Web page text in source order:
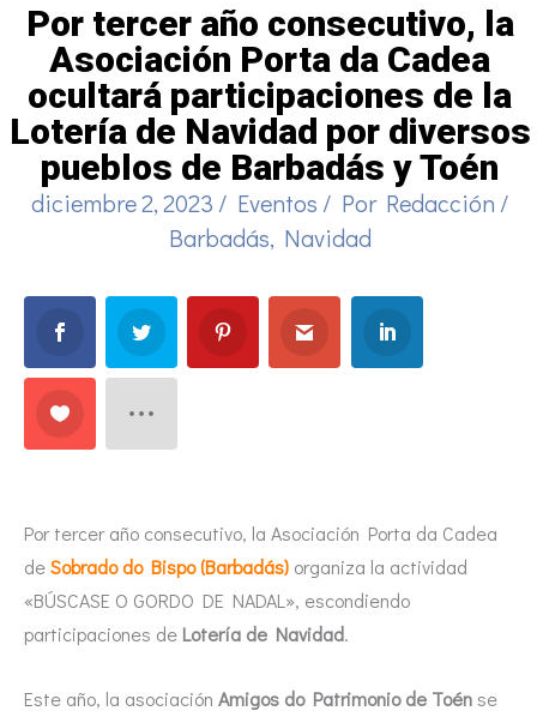
Por tercer año consecutivo, la
Asociación Porta da Cadea
ocultará participaciones de la
Lotería de Navidad por diversos
pueblos de Barbadás y Toén
diciembre 2, 2023 / Eventos / Por Redacción /
Barbadás, Navidad
Por tercer año consecutivo, la Asociación Porta da Cadea
deSobrado do Bispo (Barbadás) organiza la actividad
«BÚSCASE O GORDO DE NADAL», escondiendo
participaciones de Lotería de Navidad.
Este año, la asociación Amigos do Patrimonio de Toénse